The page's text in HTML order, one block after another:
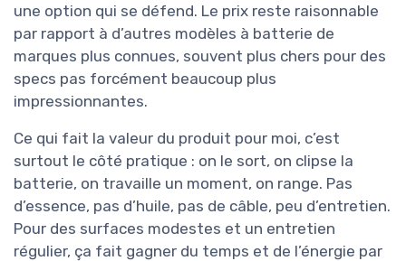
une option qui se défend. Le prix reste raisonnable
par rapport à d’autres modèles à batterie de
marques plus connues, souvent plus chers pour des
specs pas forcément beaucoup plus
impressionnantes.
Ce qui fait la valeur du produit pour moi, c’est
surtout le côté pratique : on le sort, on clipse la
batterie, on travaille un moment, on range. Pas
d’essence, pas d’huile, pas de câble, peu d’entretien.
Pour des surfaces modestes et un entretien
régulier, ça fait gagner du temps et de l’énergie par